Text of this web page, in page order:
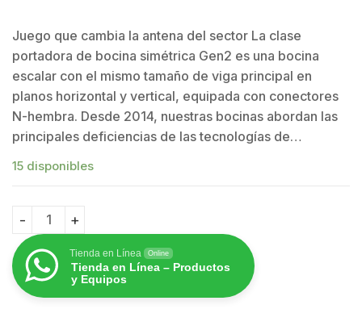
$
Juego que cambia la antena del sector La clase
portadora de bocina simétrica Gen2 es una bocina
escalar con el mismo tamaño de viga principal en
planos horizontal y vertical, equipada con conectores
N-hembra. Desde 2014, nuestras bocinas abordan las
principales deficiencias de las tecnologías de…
15 disponibles
Antena Sectorial Simétrica Carrier Class GEN2 de
Tienda en Línea Online
Tienda en Línea – Productos
y Equipos